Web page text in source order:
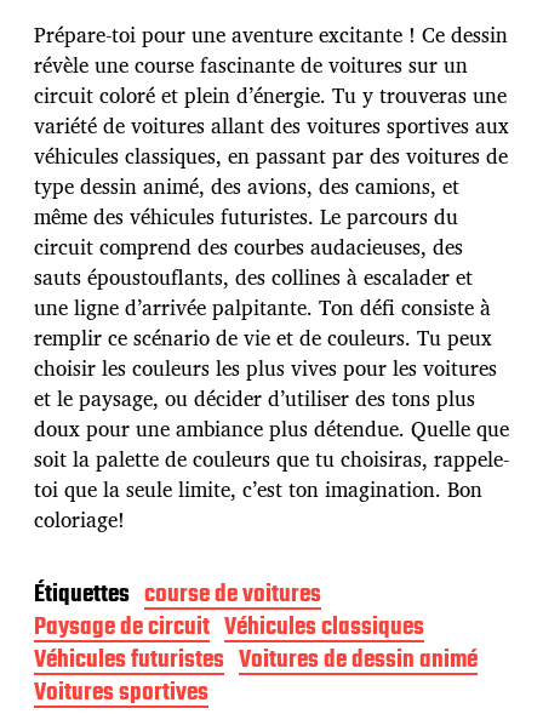
e
d
e
p
u
b
l
i
c
a
t
i
o
n
Prépare-toi pour une aventure excitante ! Ce dessin
révèle une course fascinante de voitures sur un
circuit coloré et plein d’énergie. Tu y trouveras une
variété de voitures allant des voitures sportives aux
véhicules classiques, en passant par des voitures de
type dessin animé, des avions, des camions, et
même des véhicules futuristes. Le parcours du
circuit comprend des courbes audacieuses, des
sauts époustouflants, des collines à escalader et
une ligne d’arrivée palpitante. Ton défi consiste à
remplir ce scénario de vie et de couleurs. Tu peux
choisir les couleurs les plus vives pour les voitures
et le paysage, ou décider d’utiliser des tons plus
doux pour une ambiance plus détendue. Quelle que
soit la palette de couleurs que tu choisiras, rappele-
toi que la seule limite, c’est ton imagination. Bon
coloriage!
Étiquettes course de voitures
Paysage de circuit Véhicules classiques
Véhicules futuristes Voitures de dessin animé
Voitures sportives